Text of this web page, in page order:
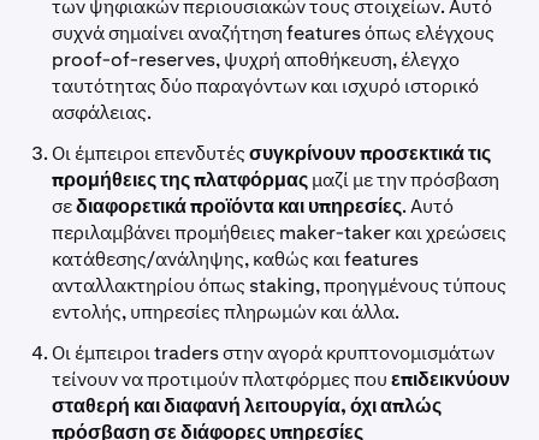
των ψηφιακών περιουσιακών τους στοιχείων. Αυτό
συχνά σημαίνει αναζήτηση features όπως ελέγχους
proof-of-reserves, ψυχρή αποθήκευση, έλεγχο
ταυτότητας δύο παραγόντων και ισχυρό ιστορικό
ασφάλειας.
Οι έμπειροι επενδυτέςσυγκρίνουν προσεκτικά τις
προμήθειες της πλατφόρμαςμαζί με την πρόσβαση
σεδιαφορετικά προϊόντα και υπηρεσίες. Αυτό
περιλαμβάνει προμήθειες maker-taker και χρεώσεις
κατάθεσης/ανάληψης, καθώς και features
ανταλλακτηρίου όπως staking, προηγμένους τύπους
εντολής, υπηρεσίες πληρωμών και άλλα.
Οι έμπειροι traders στην αγορά κρυπτονομισμάτων
τείνουν να προτιμούν πλατφόρμες πουεπιδεικνύουν
σταθερή και διαφανή λειτουργία, όχι απλώς
πρόσβαση σε διάφορες υπηρεσίες